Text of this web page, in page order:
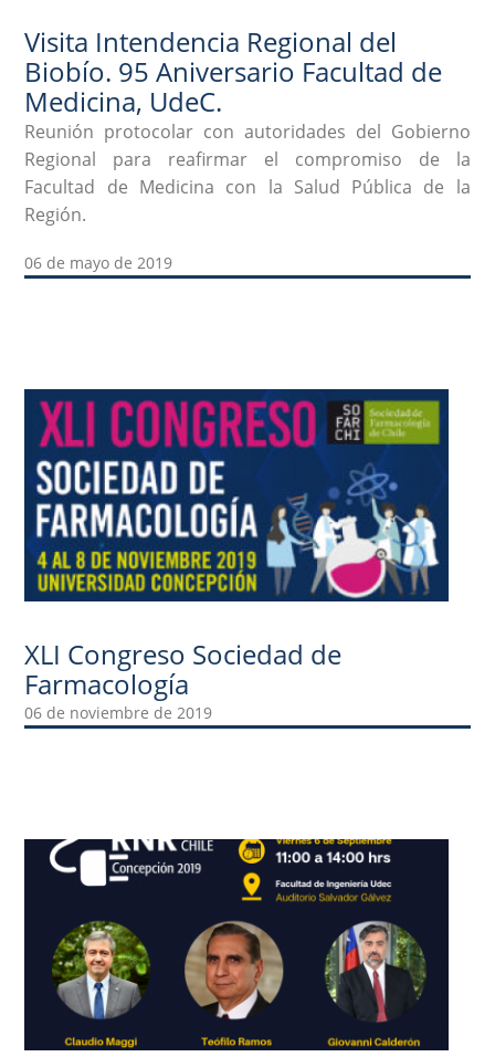
Visita Intendencia Regional del
Biobío. 95 Aniversario Facultad de
Medicina, UdeC.
Reunión protocolar con autoridades del Gobierno
Regional para reafirmar el compromiso de la
Facultad de Medicina con la Salud Pública de la
Región.
06 de mayo de 2019
XLI Congreso Sociedad de
Farmacología
06 de noviembre de 2019